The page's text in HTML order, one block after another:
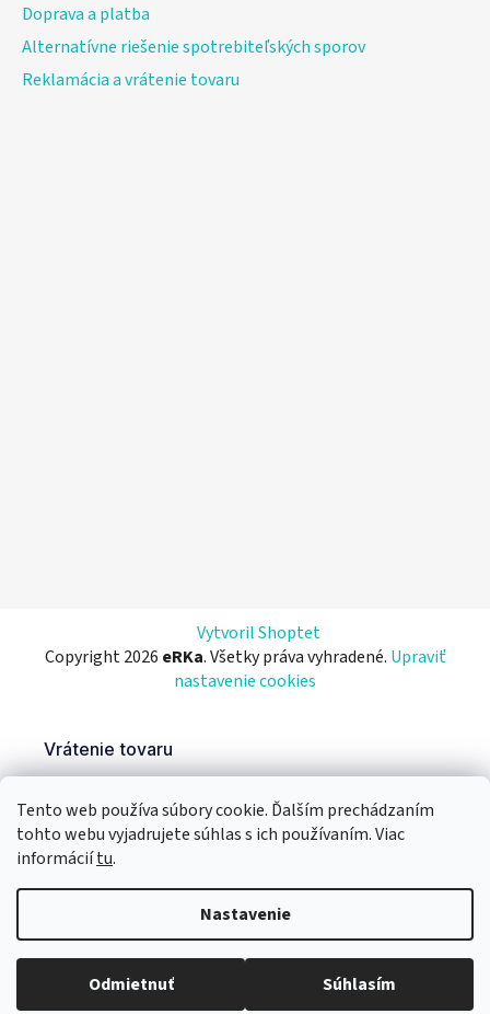
Tento web používa súbory cookie. Ďalším prechádzaním
tohto webu vyjadrujete súhlas s ich používaním. Viac
informáciítu.
Nastavenie
Odmietnuť Súhlasím
Doprava a platba
Alternatívne riešenie spotrebiteľských sporov
Reklamácia a vrátenie tovaru
Vytvoril Shoptet
Copyright 2026 eRKa. Všetky práva vyhradené. Upraviť
nastavenie cookies